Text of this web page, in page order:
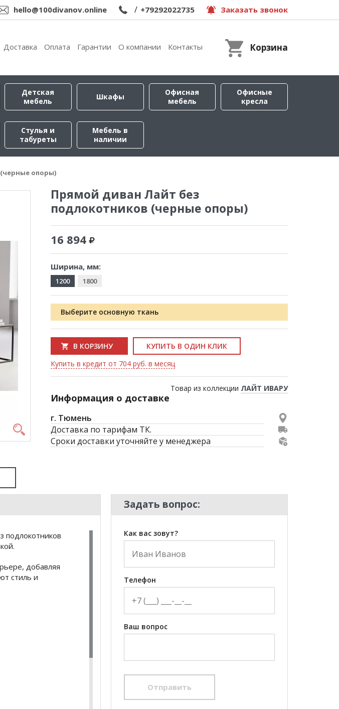
hello@100divanov.online / +79292022735 Заказать звонок
Доставка Оплата Гарантии О компании Контакты Корзина
Детская
мебель
Шкафы
Офисная
мебель
Офисные
кресла
Стулья и
табуреты
Мебель в
наличии
опоры)
Прямой диван Лайт без
подлокотников (черные опоры)
16 894
Ширина, мм:
1200 1800
Выберите основную ткань
В КОРЗИНУ
КУПИТЬ В ОДИН КЛИК
Купить в кредит от 704 руб. в месяц
Товар из коллекции ЛАЙТ ИВАРУ
Информация о доставке
г. Тюмень
Доставка по тарифам ТК.
Сроки доставки уточняйте у менеджера
подлокотников
добавляя
стиль и
Задать вопрос:
Как вас зовут?
Телефон
Ваш вопрос
Отправить